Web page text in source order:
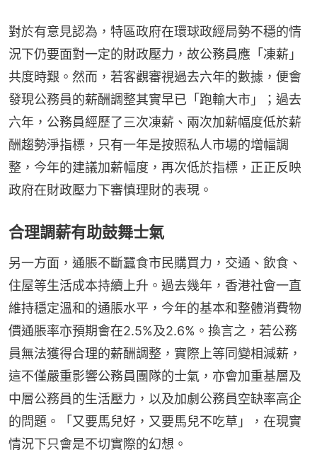
對於有意見認為，特區政府在環球政經局勢不穩的情
況下仍要面對一定的財政壓力，故公務員應「凍薪」
共度時艱。然而，若客觀審視過去六年的數據，便會
發現公務員的薪酬調整其實早已「跑輸大市」；過去
六年，公務員經歷了三次凍薪、兩次加薪幅度低於薪
酬趨勢淨指標，只有一年是按照私人市場的增幅調
整，今年的建議加薪幅度，再次低於指標，正正反映
政府在財政壓力下審慎理財的表現。
合理調薪有助鼓舞士氣
另一方面，通脹不斷蠶食市民購買力，交通、飲食、
住屋等生活成本持續上升。過去幾年，香港社會一直
維持穩定溫和的通脹水平，今年的基本和整體消費物
價通脹率亦預期會在2.5%及2.6%。換言之，若公務
員無法獲得合理的薪酬調整，實際上等同變相減薪，
這不僅嚴重影響公務員團隊的士氣，亦會加重基層及
中層公務員的生活壓力，以及加劇公務員空缺率高企
的問題。「又要馬兒好，又要馬兒不吃草」，在現實
情況下只會是不切實際的幻想。